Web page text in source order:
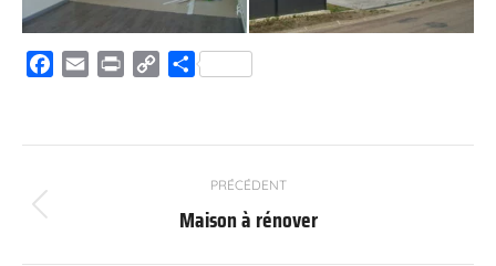
Facebook
Email Print
CopyPartager
de
PRÉCÉDENT
Onglet
Maison à rénover